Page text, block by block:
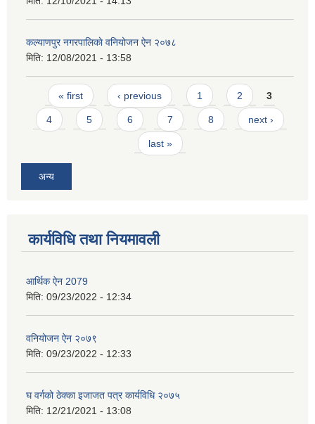
कल्याणपुर नगरपालिकाे वनियोजन ऐन २०७८
मिति: 12/08/2021 - 13:58
Pages
« first ‹ previous 1 2 3
4 5 6 7 8 next ›
last »
अन्य
कार्यविधि तथा नियमावली
आर्थिक ऐन 2079
मिति: 09/23/2022 - 12:34
वनियोजन ऐन २०७९
मिति: 09/23/2022 - 12:33
घ वर्गको ठेक्का इजाजत पत्र कार्यविधि २०७५
मिति: 12/21/2021 - 13:08